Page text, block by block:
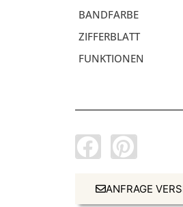
BANDFARBE
ZIFFERBLATT
FUNKTIONEN
ANFRAGE